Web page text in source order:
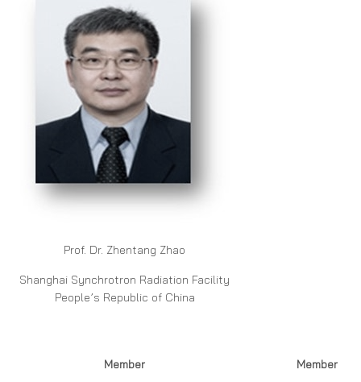
Prof. Dr. Zhentang Zhao
Shanghai Synchrotron Radiation Facility
People’s Republic of China
Member Member